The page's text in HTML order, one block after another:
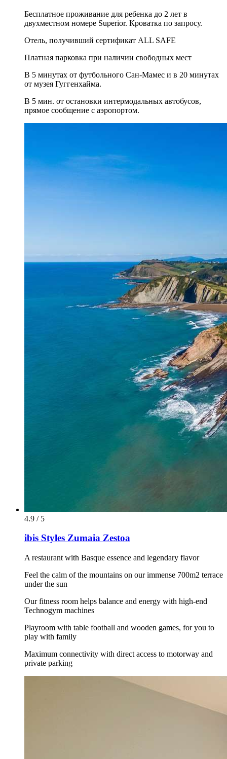
Бесплатное проживание для ребенка до 2 лет в
двухместном номере Superior. Кроватка по запросу.
Отель, получивший сертификат ALL SAFE
Платная парковка при наличии свободных мест
В 5 минутах от футбольного Сан-Мамес и в 20 минутах
от музея Гуггенхайма.
В 5 мин. от остановки интермодальных автобусов,
прямое сообщение с аэропортом.
4.9 / 5
ibis Styles Zumaia Zestoa
A restaurant with Basque essence and legendary flavor
Feel the calm of the mountains on our immense 700m2 terrace
under the sun
Our fitness room helps balance and energy with high-end
Technogym machines
Playroom with table football and wooden games, for you to
play with family
Maximum connectivity with direct access to motorway and
private parking